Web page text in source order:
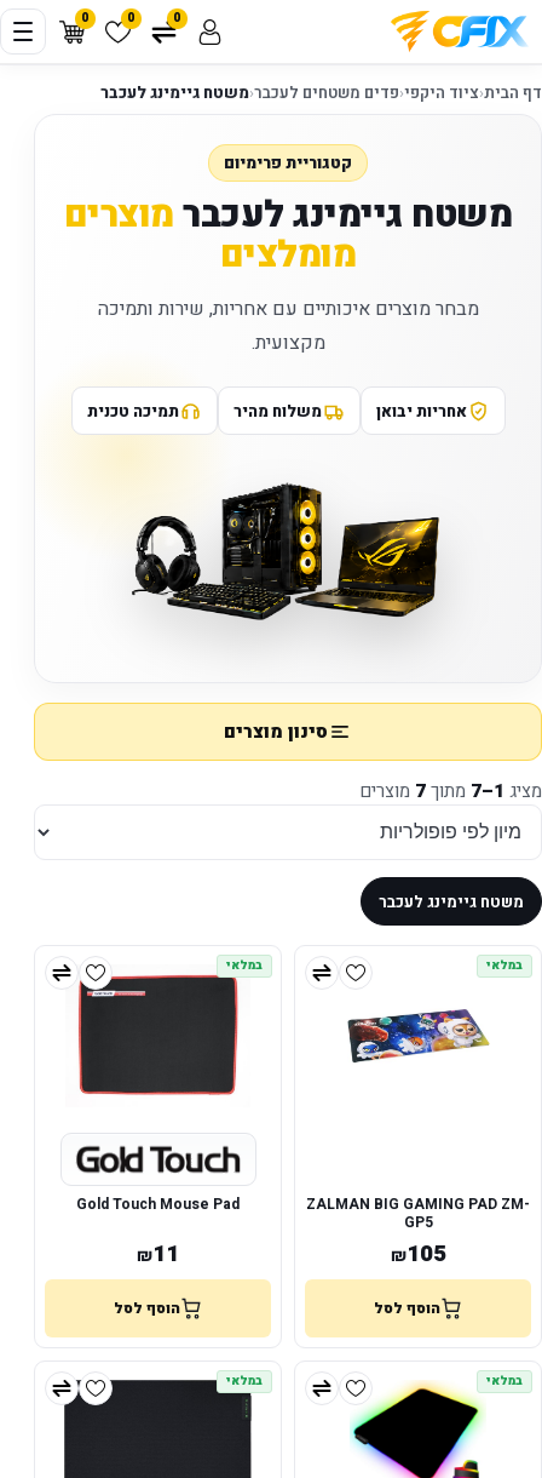
0 0 0
דף הבית‹ציוד היקפי‹פדים משטחים לעכבר‹משטח גיימינג לעכבר
קטגוריית פרימיום
משטח גיימינג לעכברמוצרים
מומלצים
מבחר מוצרים איכותיים עם אחריות, שירות ותמיכה
מקצועית.
אחריות יבואן משלוח מהיר תמיכה טכנית
סינון מוצרים
מציג 1–7 מתוך7 מוצרים
משטח גיימינג לעכבר
במלאי
ZALMAN BIG GAMING PAD ZM-
GP5
₪105
הוסף לסל
במלאי
Gold Touch Mouse Pad
₪11
הוסף לסל
במלאי במלאי